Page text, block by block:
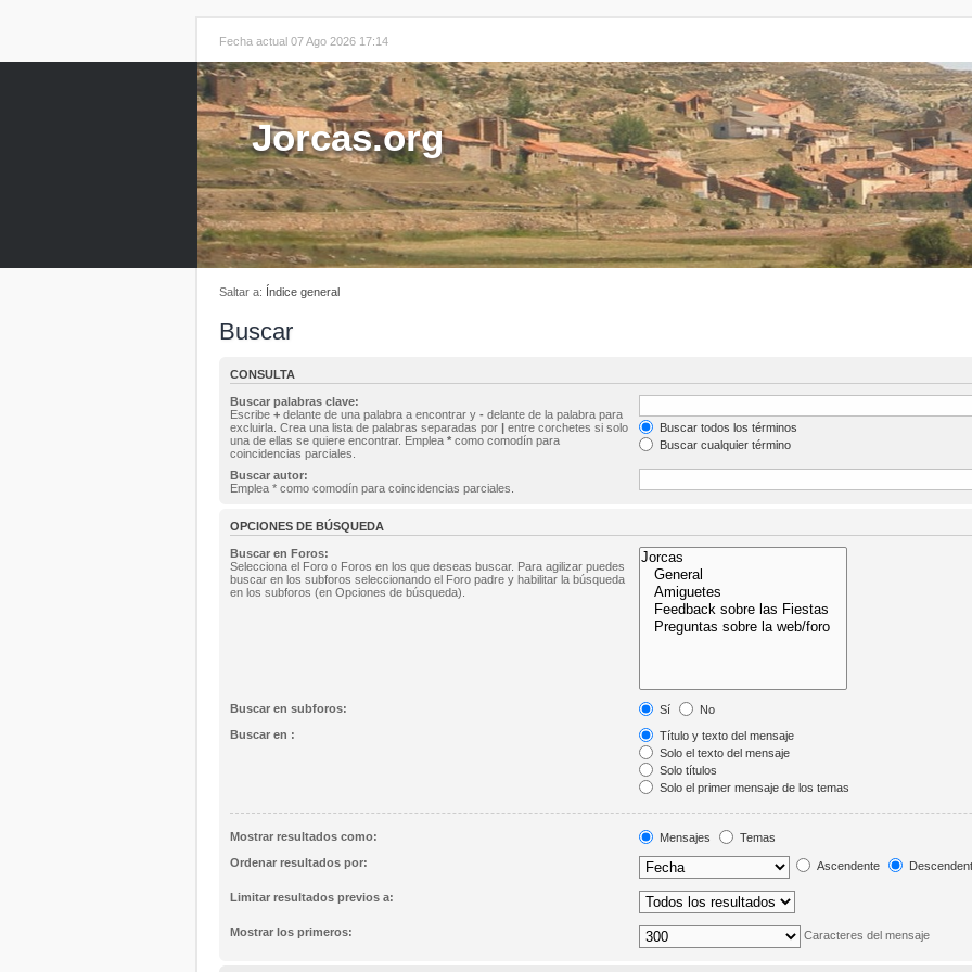
Fecha actual 07 Ago 2026 17:14
Jorcas.org
Saltar a: Índice general
Buscar
CONSULTA
Buscar palabras clave:
Escribe + delante de una palabra a encontrar y - delante de la palabra para
excluirla. Crea una lista de palabras separadas por | entre corchetes si solo
una de ellas se quiere encontrar. Emplea * como comodín para
coincidencias parciales.
Buscar todos los términos
Buscar cualquier término
Buscar autor:
Emplea * como comodín para coincidencias parciales.
OPCIONES DE BÚSQUEDA
Buscar en Foros:
Selecciona el Foro o Foros en los que deseas buscar. Para agilizar puedes
buscar en los subforos seleccionando el Foro padre y habilitar la búsqueda
en los subforos (en Opciones de búsqueda).
Buscar en subforos: Sí
No
Buscar en :
Título y texto del mensaje
Solo el texto del mensaje
Solo títulos
Solo el primer mensaje de los temas
Mostrar resultados como: Mensajes
Temas
Ordenar resultados por:
Ascendente
Limitar resultados previos a:
Mostrar los primeros: Caracteres del mensaje